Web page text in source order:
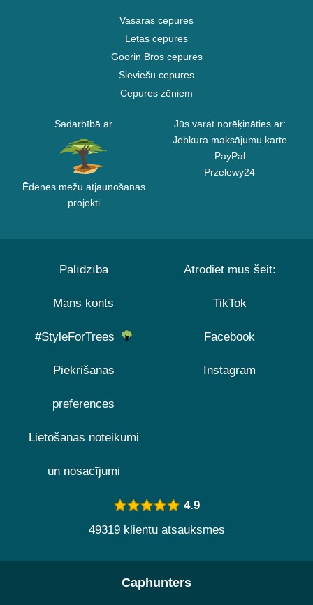
Vasaras cepures
Lētas cepures
Goorin Bros cepures
Sieviešu cepures
Cepures zēniem
Sadarbībā ar
Ēdenes mežu atjaunošanas
projekti
Jūs varat norēķināties ar:
Jebkura maksājumu karte
PayPal
Przelewy24
Palīdzība
Mans konts
#StyleForTrees
Piekrišanas
preferences
Lietošanas noteikumi
un nosacījumi
Atrodiet mūs šeit:
TikTok
Facebook
Instagram
4.9
49319 klientu atsauksmes
Caphunters